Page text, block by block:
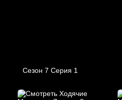
Сезон 7 Серия 1